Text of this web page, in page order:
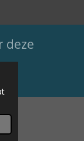
deze